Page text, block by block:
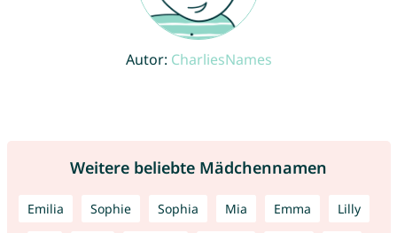
Autor: CharliesNames
Weitere beliebte Mädchennamen
Emilia Sophie Sophia Mia Emma Lilly